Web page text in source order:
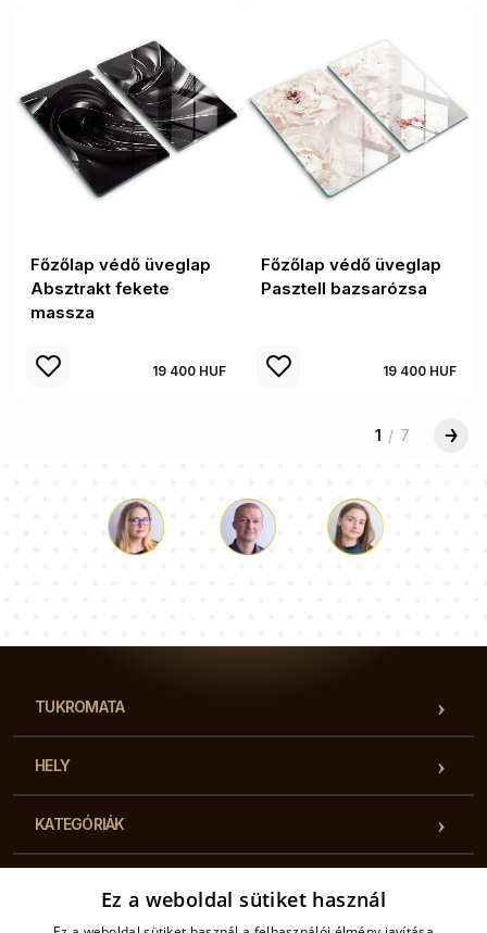
Főzőlap védő üveglap
Absztrakt fekete
massza
19 400 HUF
Főzőlap védő üveglap
Pasztell bazsarózsa
19 400 HUF
1 / 7
TUKROMATA
HELY
KATEGÓRIÁK
Ez a weboldal sütiket használ